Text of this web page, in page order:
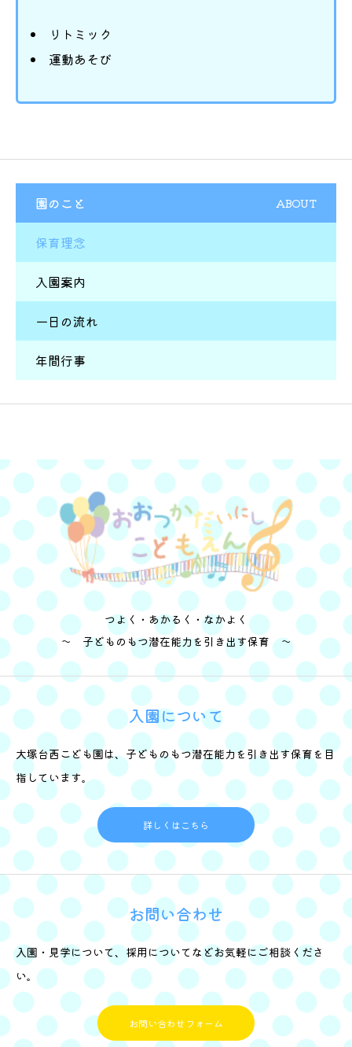
リトミック
運動あそび
園のこと ABOUT
保育理念
入園案内
一日の流れ
年間行事
つよく・あかるく・なかよく
～ 子どものもつ潜在能力を引き出す保育 ～
入園について
大塚台西こども園は、子どものもつ潜在能力を引き出す保育を目
指しています。
詳しくはこちら
お問い合わせ
入園・見学について、採用についてなどお気軽にご相談くださ
い。
お問い合わせフォーム